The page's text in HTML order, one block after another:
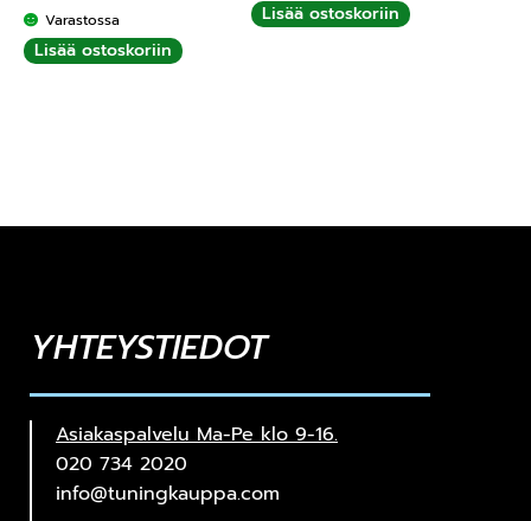
Varastossa
Lisää ostoskoriin
Lisää ostoskoriin
YHTEYSTIEDOT
Asiakaspalvelu Ma-Pe klo 9-16.
020 734 2020
info@tuningkauppa.com